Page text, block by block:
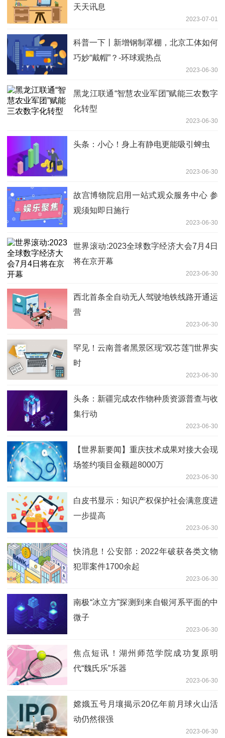
天天讯息
2023-07-01
科普一下丨新增钢制罩棚，北京工体如何
巧妙“戴帽”？-环球观热点
2023-06-30
黑龙江联通“智慧农业军团”赋能三农数字
化转型
2023-06-30
头条：小心！身上有静电更能吸引蜱虫
2023-06-30
故宫博物院启用一站式观众服务中心 参
观须知即日施行
2023-06-30
世界滚动:2023全球数字经济大会7月4日
将在京开幕
2023-06-30
西北首条全自动无人驾驶地铁线路开通运
营
2023-06-30
罕见！云南普者黑景区现“双芯莲”|世界实
时
2023-06-30
头条：新疆完成农作物种质资源普查与收
集行动
2023-06-30
【世界新要闻】重庆技术成果对接大会现
场签约项目金额超8000万
2023-06-30
白皮书显示：知识产权保护社会满意度进
一步提高
2023-06-30
快消息！公安部：2022年破获各类文物
犯罪案件1700余起
2023-06-30
南极“冰立方”探测到来自银河系平面的中
微子
2023-06-30
焦点短讯！湖州师范学院成功复原明
代“魏氏乐”乐器
2023-06-30
嫦娥五号月壤揭示20亿年前月球火山活
动仍然很强
2023-06-30